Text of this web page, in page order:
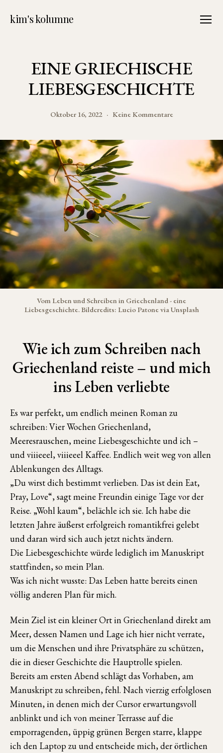
kim's kolumne
EINE GRIECHISCHE
LIEBESGESCHICHTE
Oktober 16, 2022 Keine Kommentarezu
Vom Leben und Schreiben in Griechenland - eine
Liebesgeschichte. Bildcredits: Lucio Patone via Unsplash
Wie ich zum Schreiben nach
Griechenland reiste – und mich
ins Leben verliebte
Es war perfekt, um endlich meinen Roman zu
schreiben: Vier Wochen Griechenland,
Meeresrauschen, meine Liebesgeschichte und ich –
und viiieeel, viiieeel Kaffee. Endlich weit weg von allen
Ablenkungen des Alltags.
„Du wirst dich bestimmt verlieben. Das ist dein Eat,
Pray, Love“, sagt meine Freundin einige Tage vor der
Reise. „Wohl kaum“, belächle ich sie. Ich habe die
letzten Jahre äußerst erfolgreich romantikfrei gelebt
und daran wird sich auch jetzt nichts ändern.
Die Liebesgeschichte würde lediglich im Manuskript
stattfinden, so mein Plan.
Was ich nicht wusste: Das Leben hatte bereits einen
völlig anderen Plan für mich.
Mein Ziel ist ein kleiner Ort in Griechenland direkt am
Meer, dessen Namen und Lage ich hier nicht verrate,
um die Menschen und ihre Privatsphäre zu schützen,
die in dieser Geschichte die Hauptrolle spielen.
Bereits am ersten Abend schlägt das Vorhaben, am
Manuskript zu schreiben, fehl. Nach vierzig erfolglosen
Minuten, in denen mich der Cursor erwartungsvoll
anblinkt und ich von meiner Terrasse auf die
emporragenden, üppig grünen Bergen starre, klappe
ich den Laptop zu und entscheide mich, der örtlichen